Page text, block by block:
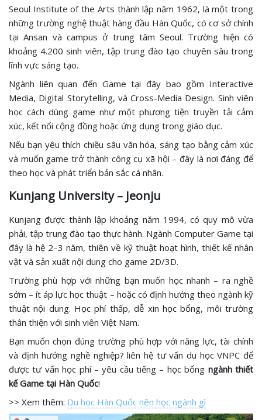
Seoul Institute of the Arts thành lập năm 1962, là một trong
những trường nghệ thuật hàng đầu Hàn Quốc, có cơ sở chính
tại Ansan và campus ở trung tâm Seoul. Trường hiện có
khoảng 4.200 sinh viên, tập trung đào tạo chuyên sâu trong
lĩnh vực sáng tạo.
Ngành liên quan đến Game tại đây bao gồm Interactive
Media, Digital Storytelling, và Cross-Media Design. Sinh viên
học cách dùng game như một phương tiện truyền tải cảm
xúc, kết nối cộng đồng hoặc ứng dụng trong giáo dục.
Nếu bạn yêu thích chiều sâu văn hóa, sáng tạo bằng cảm xúc
và muốn game trở thành công cụ xã hội – đây là nơi đáng để
theo học và phát triển bản sắc cá nhân.
Kunjang University – Jeonju
Kunjang được thành lập khoảng năm 1994, có quy mô vừa
phải, tập trung đào tạo thực hành. Ngành Computer Game tại
đây là hệ 2–3 năm, thiên về kỹ thuật hoạt hình, thiết kế nhân
vật và sản xuất nội dung cho game 2D/3D.
Trường phù hợp với những bạn muốn học nhanh – ra nghề
sớm – ít áp lực học thuật – hoặc có định hướng theo ngành kỹ
thuật nội dung. Học phí thấp, dễ xin học bổng, môi trường
thân thiện với sinh viên Việt Nam.
Bạn muốn chọn đúng trường phù hợp với năng lực, tài chính
và định hướng nghề nghiệp? liên hệ tư vấn du học VNPC để
được tư vấn học phí – yêu cầu tiếng – học bổng ngành thiết
kế Game tại Hàn Quốc!
>> Xem thêm: Du học Hàn Quốc nên học ngành gì